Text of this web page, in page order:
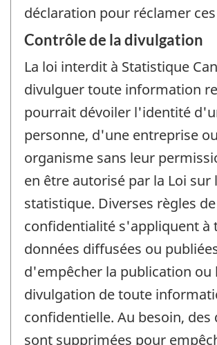
déclaration pour réclamer
Contrôle de la divulgation
La loi interdit à Statistique
divulguer toute information
pourrait dévoiler l'identité
personne, d'une entreprise
organisme sans leur
en être autorisé par la Loi sur
statistique. Diverses règles de
confidentialité s'appliquent à
données diffusées ou
d'empêcher la publication ou
divulgation de toute
confidentielle. Au besoin, des
sont supprimées pour